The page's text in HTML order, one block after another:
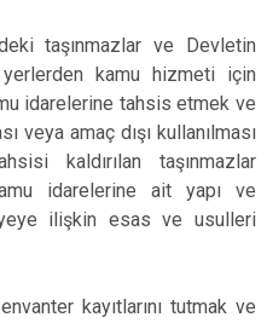
taşınmazlar ve Devletin
kamu hizmeti için
idarelerine tahsis etmek ve
veya amaç dışı kullanılması
kaldırılan taşınmazlar
idarelerine ait yapı ve
ilişkin esas ve usulleri
kayıtlarını tutmak ve